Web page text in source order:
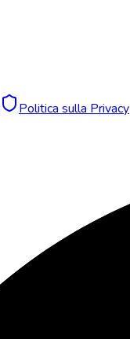
Politica sulla Privacy